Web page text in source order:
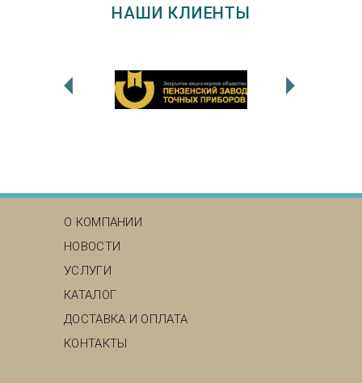
НАШИ КЛИЕНТЫ
О КОМПАНИИ
НОВОСТИ
УСЛУГИ
КАТАЛОГ
ДОСТАВКА И ОПЛАТА
КОНТАКТЫ